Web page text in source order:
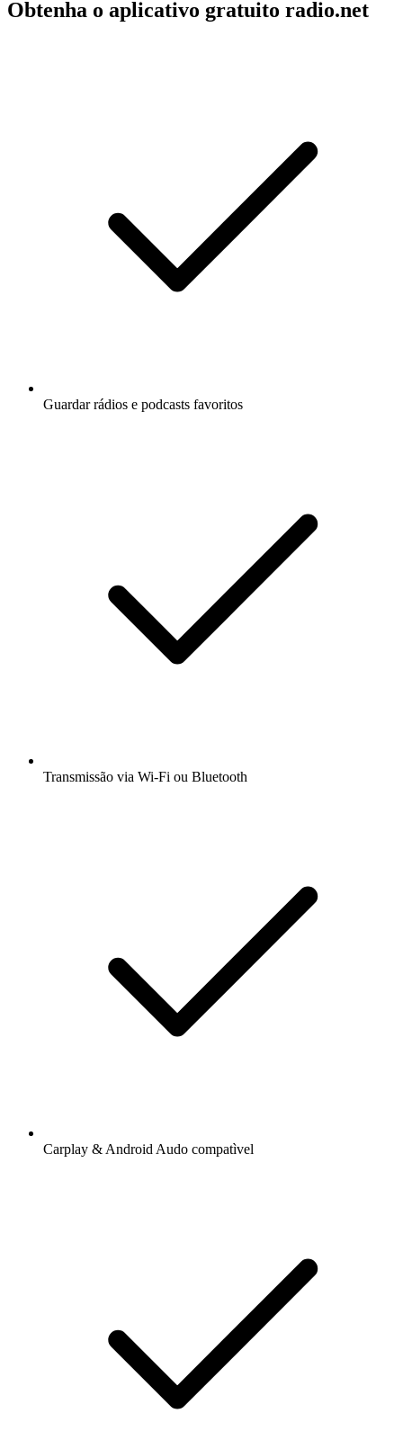
Obtenha o aplicativo gratuito radio.net
Guardar rádios e podcasts favoritos
Transmissão via Wi-Fi ou Bluetooth
Carplay & Android Audo compatìvel